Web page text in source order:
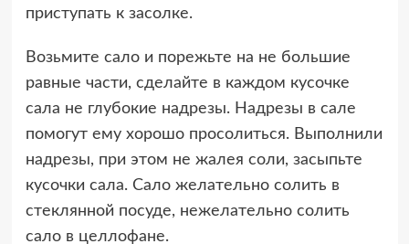
приступать к засолке.
Возьмите сало и порежьте на не большие
равные части, сделайте в каждом кусочке
сала не глубокие надрезы. Надрезы в сале
помогут ему хорошо просолиться. Выполнили
надрезы, при этом не жалея соли, засыпьте
кусочки сала. Сало желательно солить в
стеклянной посуде, нежелательно солить
сало в целлофане.